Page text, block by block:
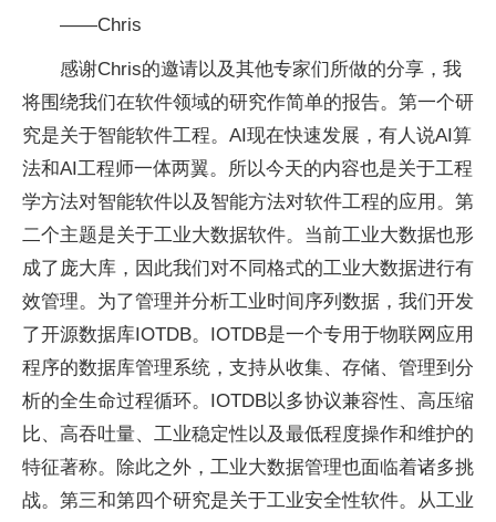
——Chris
感谢Chris的邀请以及其他专家们所做的分享，我
将围绕我们在软件领域的研究作简单的报告。第一个研
究是关于智能软件工程。AI现在快速发展，有人说AI算
法和AI工程师一体两翼。所以今天的内容也是关于工程
学方法对智能软件以及智能方法对软件工程的应用。第
二个主题是关于工业大数据软件。当前工业大数据也形
成了庞大库，因此我们对不同格式的工业大数据进行有
效管理。为了管理并分析工业时间序列数据，我们开发
了开源数据库IOTDB。IOTDB是一个专用于物联网应用
程序的数据库管理系统，支持从收集、存储、管理到分
析的全生命过程循环。IOTDB以多协议兼容性、高压缩
比、高吞吐量、工业稳定性以及最低程度操作和维护的
特征著称。除此之外，工业大数据管理也面临着诸多挑
战。第三和第四个研究是关于工业安全性软件。从工业